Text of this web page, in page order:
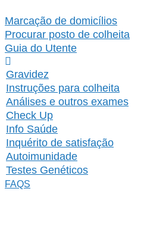
Marcação de domicílios
Procurar posto de colheita
Guia do Utente
Gravidez
Instruções para colheita
Análises e outros exames
Check Up
Info Saúde
Inquérito de satisfação
Autoimunidade
Testes Genéticos
FAQS